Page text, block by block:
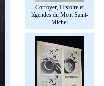
Corroyer, Histoire et
légendes du Mont Saint-
Michel